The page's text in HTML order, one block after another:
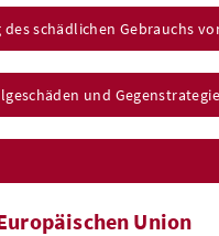
des schädlichen Gebrauchs
und
Union